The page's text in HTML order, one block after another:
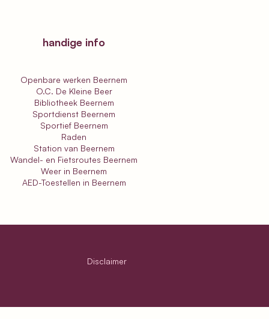
handige info
Openbare werken Beernem
O.C. De Kleine Beer
Bibliotheek Beernem
Sportdienst Beernem
Sportief Beernem
Raden
Station van Beernem
Wandel- en Fietsroutes Beernem
Weer in Beernem
AED-Toestellen in Beernem
Disclaimer